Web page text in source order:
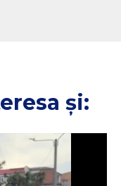
și: